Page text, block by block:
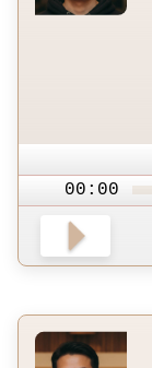
00:00